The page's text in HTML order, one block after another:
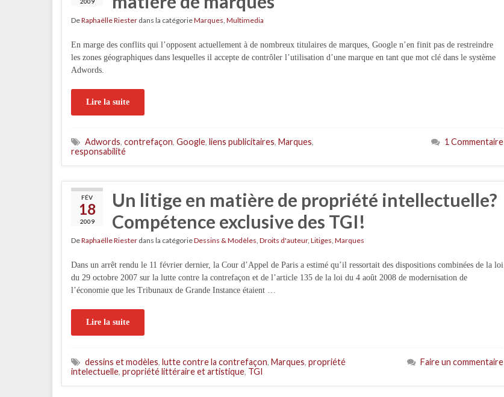
DeRaphaëlle Riester dans la catégorieMarques, Multimedia
En marge des conflits qui l’opposent actuellement à de nombreux titulaires de marques, Google n’en finit pas de restreindre
les zones géographiques dans lesquelles il accepte de contrôler l’utilisation d’une marque en tant que mot clé dans le système
Adwords.
Lire la suite
Adwords, contrefaçon, Google, liens publicitaires, Marques,
responsabilité
1 Commentaire
FÉV
18
2009
Un litige en matière de propriété intellectuelle?
Compétence exclusive des TGI!
DeRaphaëlle Riester dans la catégorieDessins & Modèles, Droits d'auteur, Litiges, Marques
Dans un arrêt rendu le 11 février dernier, la Cour d’Appel de Paris a estimé qu’il ressortait des dispositions combinées de la loi
du 29 octobre 2007 sur la lutte contre la contrefaçon et de l’article 135 de la loi du 4 août 2008 de modernisation de
l’économie que les Tribunaux de Grande Instance étaient …
Lire la suite
dessins et modèles, lutte contre la contrefaçon, Marques, propriété
intelectuelle, propriété littéraire et artistique, TGI
Faire un commentaire